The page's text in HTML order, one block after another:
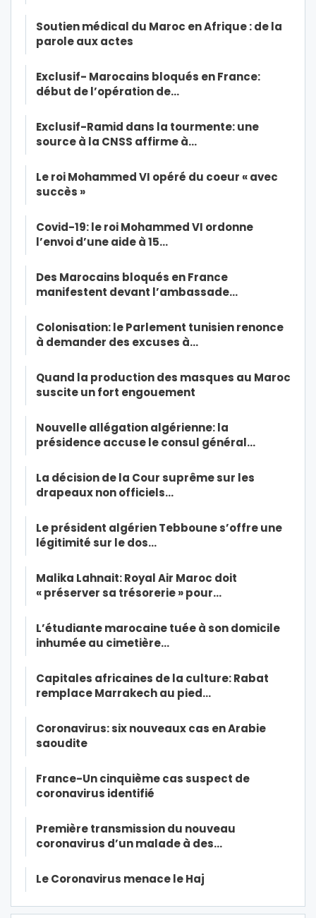
Soutien médical du Maroc en Afrique : de la
parole aux actes
Exclusif- Marocains bloqués en France:
début de l’opération de…
Exclusif-Ramid dans la tourmente: une
source à la CNSS affirme à…
Le roi Mohammed VI opéré du coeur « avec
succès »
Covid-19: le roi Mohammed VI ordonne
l’envoi d’une aide à 15…
Des Marocains bloqués en France
manifestent devant l’ambassade…
Colonisation: le Parlement tunisien renonce
à demander des excuses à…
Quand la production des masques au Maroc
suscite un fort engouement
Nouvelle allégation algérienne: la
présidence accuse le consul général…
La décision de la Cour suprême sur les
drapeaux non officiels…
Le président algérien Tebboune s’offre une
légitimité sur le dos…
Malika Lahnait: Royal Air Maroc doit
« préserver sa trésorerie » pour…
L’étudiante marocaine tuée à son domicile
inhumée au cimetière…
Capitales africaines de la culture: Rabat
remplace Marrakech au pied…
Coronavirus: six nouveaux cas en Arabie
saoudite
France-Un cinquième cas suspect de
coronavirus identifié
Première transmission du nouveau
coronavirus d’un malade à des…
Le Coronavirus menace le Haj